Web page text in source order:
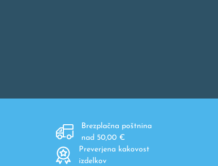
Brezplačna poštnina
nad 50,00 €
Preverjena kakovost
izdelkov